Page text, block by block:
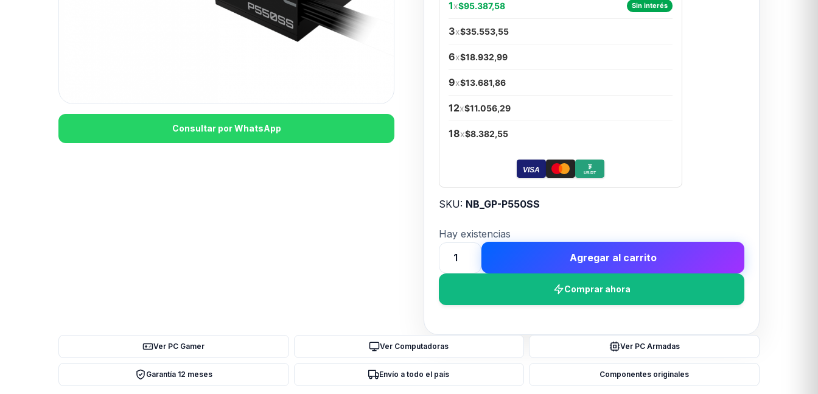
Consultar por WhatsApp
1x$95.387,58 Sin interés
3x$35.553,55
6x$18.932,99
9x$13.681,86
12x$11.056,29
18x$8.382,55
VISA ₮
USDT
SKU: NB_GP-P550SS
Hay existencias
FUENTE
GAMER
SILVER
ATX
3.0
Agregar al carrito
Comprar ahora
Ver PC Gamer Ver Computadoras Ver PC Armadas
Garantía 12 meses Envío a todo el país Componentes originales